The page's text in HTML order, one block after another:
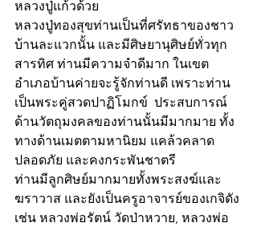
หลวงปู่แก้วด้วย
หลวงปู่ทองสุขท่านเป็นที่ศรัทธาของชาว
บ้านละแวกนั้น และมีศิษยานุศิษย์ทั่วทุก
สารทิศ ท่านมีความจำดีมาก ในเขต
อำเภอบ้านค่ายจะรู้จักท่านดี เพราะท่าน
เป็นพระคู่สวดปาฏิโมกข์  ประสบการณ์
ด้านวัตถุมงคลของท่านนั้นมีมากมาย ทั้ง
ทางด้านเมตตามหานิยม แคล้วคลาด
ปลอดภัย และคงกระพันชาตรี
ท่านมีลูกศิษย์มากมายทั้งพระสงฆ์และ
ฆราวาส และยังเป็นครูอาจารย์ของเกจิดัง
เช่น หลวงพ่อรัตน์ วัดป่าหวาย, หลวงพ่อ